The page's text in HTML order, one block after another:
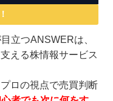
立つANSWERは、
える株情報サービス
ロの視点で売買判断